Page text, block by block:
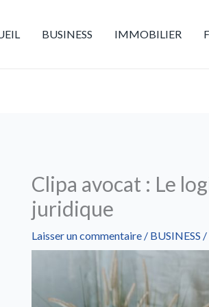
BUSINESS IMMOBILIER
Clipa avocat : Le
juridique
Laisser un commentaire / BUSINESS /